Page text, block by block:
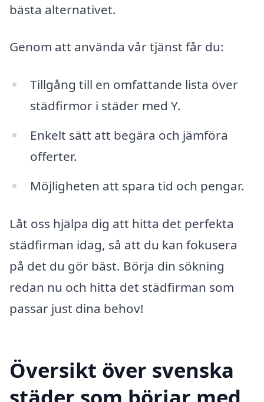
bästa alternativet.
Genom att använda vår tjänst får du:
Tillgång till en omfattande lista över
städfirmor i städer med Y.
Enkelt sätt att begära och jämföra
offerter.
Möjligheten att spara tid och pengar.
Låt oss hjälpa dig att hitta det perfekta
städfirman idag, så att du kan fokusera
på det du gör bäst. Börja din sökning
redan nu och hitta det städfirman som
passar just dina behov!
Översikt över svenska